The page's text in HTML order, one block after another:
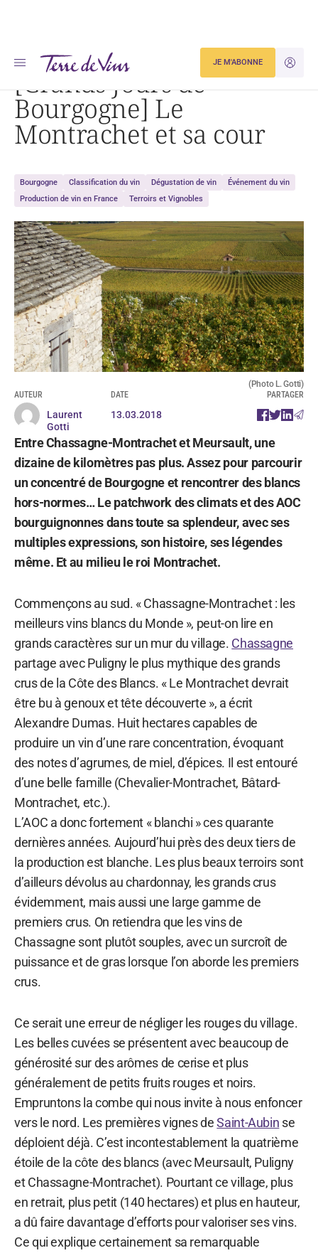
JE
JE M'ABONNE
Accueil [Grands Jours de Bourgogne] Le Montrachet et sa cour
[Grands Jours de
Bourgogne] Le
Montrachet et sa cour
Bourgogne Classification du vin Dégustation de vin
Événement du vin
Production de vin en France
Terroirs et Vignobles
(Photo L. Gotti)
AUTEUR
Laurent
Gotti
DATE
13.03.2018
PARTAGER
Entre Chassagne-Montrachet et Meursault, une
dizaine de kilomètres pas plus. Assez pour parcourir
un concentré de Bourgogne et rencontrer des blancs
hors-normes… Le patchwork des climats et des AOC
bourguignonnes dans toute sa splendeur, avec ses
multiples expressions, son histoire, ses légendes
même. Et au milieu le roi Montrachet.
Commençons au sud. « Chassagne-Montrachet : les
meilleurs vins blancs du Monde », peut-on lire en
grands caractères sur un mur du village. Chassagne
partage avec Puligny le plus mythique des grands
crus de la Côte des Blancs. « Le Montrachet devrait
être bu à genoux et tête découverte », a écrit
Alexandre Dumas. Huit hectares capables de
produire un vin d’une rare concentration, évoquant
des notes d’agrumes, de miel, d’épices. Il est entouré
d’une belle famille (Chevalier-Montrachet, Bâtard-
Montrachet, etc.).
L’AOC a donc fortement « blanchi » ces quarante
dernières années. Aujourd’hui près des deux tiers de
la production est blanche. Les plus beaux terroirs sont
d’ailleurs dévolus au chardonnay, les grands crus
évidemment, mais aussi une large gamme de
premiers crus. On retiendra que les vins de
Chassagne sont plutôt souples, avec un surcroît de
puissance et de gras lorsque l’on aborde les premiers
crus.
Ce serait une erreur de négliger les rouges du village.
Les belles cuvées se présentent avec beaucoup de
générosité sur des arômes de cerise et plus
généralement de petits fruits rouges et noirs.
Empruntons la combe qui nous invite à nous enfoncer
vers le nord. Les premières vignes deSaint-Aubin se
déploient déjà. C’est incontestablement la quatrième
étoile de la côte des blancs (avec Meursault, Puligny
et Chassagne-Montrachet). Pourtant ce village, plus
en retrait, plus petit (140 hectares) et plus en hauteur,
a dû faire davantage d’efforts pour valoriser ses vins.
Ce qui explique certainement sa remarquable